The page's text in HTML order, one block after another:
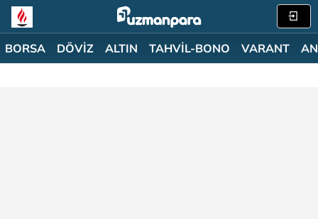
BORSA DÖVİZ ALTIN TAHVİL-BONO VARANT